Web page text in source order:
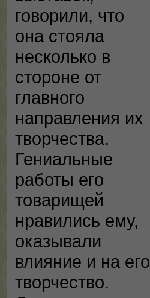
говорили, что
она стояла
несколько в
стороне от
главного
направления их
творчества.
Гениальные
работы его
товарищей
нравились ему,
оказывали
влияние и на его
творчество.